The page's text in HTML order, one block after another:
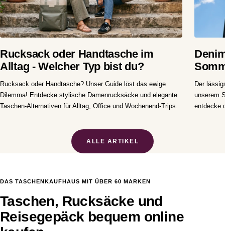
Rucksack oder Handtasche im
Alltag - Welcher Typ bist du?
Rucksack oder Handtasche? Unser Guide löst das ewige
Dilemma! Entdecke stylische Damenrucksäcke und elegante
Taschen-Alternativen für Alltag, Office und Wochenend-Trips.
Der
unserem
entdecke
ALLE ARTIKEL
DAS TASCHENKAUFHAUS MIT ÜBER 60 MARKEN
Taschen, Rucksäcke und
Reisegepäck bequem online